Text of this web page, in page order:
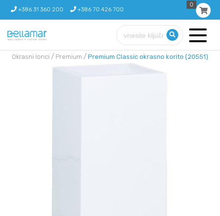
+386 31 360 200 +386 70 426 700
0
Okrasni lonci / Premium / Premium Classic okrasno korito (20551)